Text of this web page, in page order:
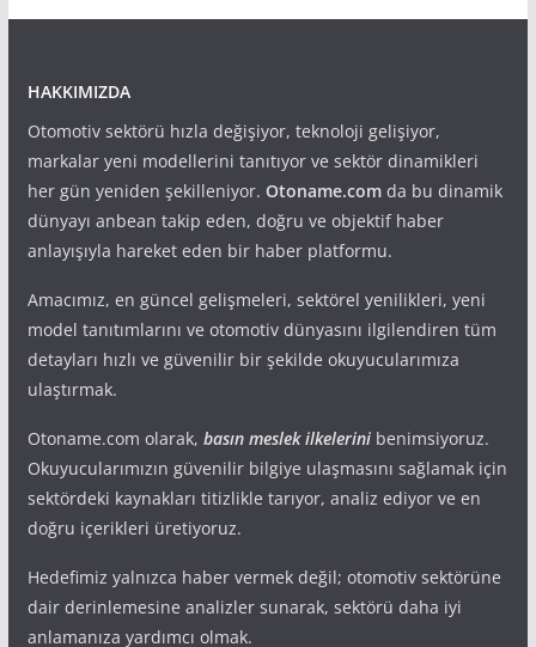
HAKKIMIZDA
Otomotiv sektörü hızla değişiyor, teknoloji gelişiyor,
markalar yeni modellerini tanıtıyor ve sektör dinamikleri
her gün yeniden şekilleniyor. Otoname.comda bu dinamik
dünyayı anbean takip eden, doğru ve objektif haber
anlayışıyla hareket eden bir haber platformu.
Amacımız, en güncel gelişmeleri, sektörel yenilikleri, yeni
model tanıtımlarını ve otomotiv dünyasını ilgilendiren tüm
detayları hızlı ve güvenilir bir şekilde okuyucularımıza
ulaştırmak.
Otoname.com olarak, basın meslek ilkelerinibenimsiyoruz.
Okuyucularımızın güvenilir bilgiye ulaşmasını sağlamak için
sektördeki kaynakları titizlikle tarıyor, analiz ediyor ve en
doğru içerikleri üretiyoruz.
Hedefimiz yalnızca haber vermek değil; otomotiv sektörüne
dair derinlemesine analizler sunarak, sektörü daha iyi
anlamanıza yardımcı olmak.